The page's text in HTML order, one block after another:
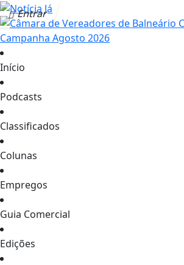
Entrar
Início
Podcasts
Classificados
Colunas
Empregos
Guia Comercial
Edições